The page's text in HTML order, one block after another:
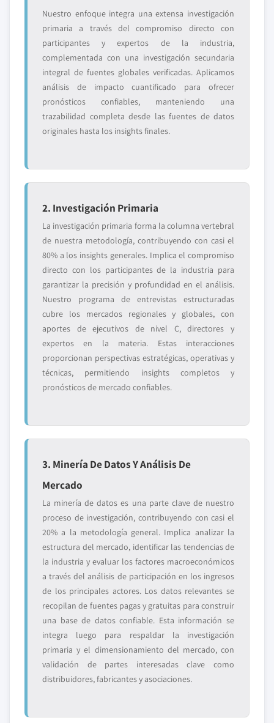
Nuestro enfoque integra una extensa investigación
primaria a través del compromiso directo con
participantes y expertos de la industria,
complementada con una investigación secundaria
integral de fuentes globales verificadas. Aplicamos
análisis de impacto cuantificado para ofrecer
pronósticos confiables, manteniendo una
trazabilidad completa desde las fuentes de datos
originales hasta los insights finales.
2. Investigación Primaria
La investigación primaria forma la columna vertebral
de nuestra metodología, contribuyendo con casi el
80% a los insights generales. Implica el compromiso
directo con los participantes de la industria para
garantizar la precisión y profundidad en el análisis.
Nuestro programa de entrevistas estructuradas
cubre los mercados regionales y globales, con
aportes de ejecutivos de nivel C, directores y
expertos en la materia. Estas interacciones
proporcionan perspectivas estratégicas, operativas y
técnicas, permitiendo insights completos y
pronósticos de mercado confiables.
3. Minería De Datos Y Análisis De
Mercado
La minería de datos es una parte clave de nuestro
proceso de investigación, contribuyendo con casi el
20% a la metodología general. Implica analizar la
estructura del mercado, identificar las tendencias de
la industria y evaluar los factores macroeconómicos
a través del análisis de participación en los ingresos
de los principales actores. Los datos relevantes se
recopilan de fuentes pagas y gratuitas para construir
una base de datos confiable. Esta información se
integra luego para respaldar la investigación
primaria y el dimensionamiento del mercado, con
validación de partes interesadas clave como
distribuidores, fabricantes y asociaciones.